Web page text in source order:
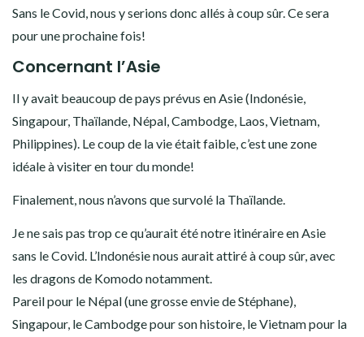
Sans le Covid, nous y serions donc allés à coup sûr. Ce sera
pour une prochaine fois!
Concernant l’Asie
Il y avait beaucoup de pays prévus en Asie (Indonésie,
Singapour, Thaïlande, Népal, Cambodge, Laos, Vietnam,
Philippines). Le coup de la vie était faible, c’est une zone
idéale à visiter en tour du monde!
Finalement, nous n’avons que survolé la Thaïlande.
Je ne sais pas trop ce qu’aurait été notre itinéraire en Asie
sans le Covid. L’Indonésie nous aurait attiré à coup sûr, avec
les dragons de Komodo notamment.
Pareil pour le Népal (une grosse envie de Stéphane),
Singapour, le Cambodge pour son histoire, le Vietnam pour la